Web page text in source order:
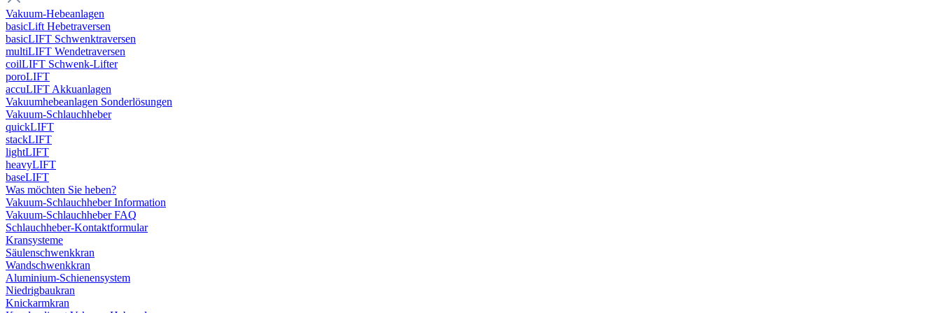
Vakuum-Hebeanlagen
basicLift Hebetraversen
basicLIFT Schwenktraversen
multiLIFT Wendetraversen
coilLIFT Schwenk-Lifter
poroLIFT
accuLIFT Akkuanlagen
Vakuumhebeanlagen Sonderlösungen
Vakuum-Schlauchheber
quickLIFT
stackLIFT
lightLIFT
heavyLIFT
baseLIFT
Was möchten Sie heben?
Vakuum-Schlauchheber Information
Vakuum-Schlauchheber FAQ
Schlauchheber-Kontaktformular
Kransysteme
Säulenschwenkkran
Wandschwenkkran
Aluminium-Schienensystem
Niedrigbaukran
Knickarmkran